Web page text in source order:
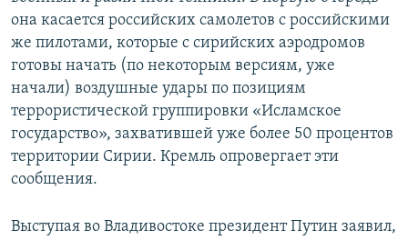
она касается российских самолетов с российскими
же пилотами, которые с сирийских аэродромов
готовы начать (по некоторым версиям, уже
начали) воздушные удары по позициям
террористической группировки «Исламское
государство», захватившей уже более 50 процентов
территории Сирии. Кремль опровергает эти
сообщения.
Выступая во Владивостоке президент Путин заявил,